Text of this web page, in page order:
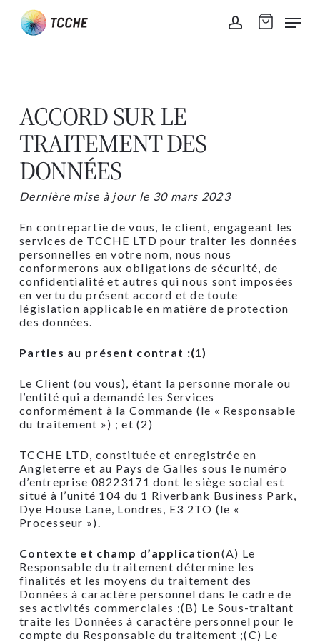
account
ACCORD SUR LE
TRAITEMENT DES
DONNÉES
Dernière mise à jour le 30 mars 2023
En contrepartie de vous, le client, engageant les
services de TCCHE LTD pour traiter les données
personnelles en votre nom, nous nous
conformerons aux obligations de sécurité, de
confidentialité et autres qui nous sont imposées
en vertu du présent accord et de toute
législation applicable en matière de protection
des données.
Parties au présent contrat :(1)
Le Client (ou vous), étant la personne morale ou
l’entité qui a demandé les Services
conformément à la Commande (le « Responsable
du traitement ») ; et (2)
TCCHE LTD, constituée et enregistrée en
Angleterre et au Pays de Galles sous le numéro
d’entreprise 08223171 dont le siège social est
situé à l’unité 104 du 1 Riverbank Business Park,
Dye House Lane, Londres, E3 2TO (le «
Processeur »).
Contexte et champ d’application(A) Le
Responsable du traitement détermine les
finalités et les moyens du traitement des
Données à caractère personnel dans le cadre de
ses activités commerciales ;(B) Le Sous-traitant
traite les Données à caractère personnel pour le
compte du Responsable du traitement ;(C) Le